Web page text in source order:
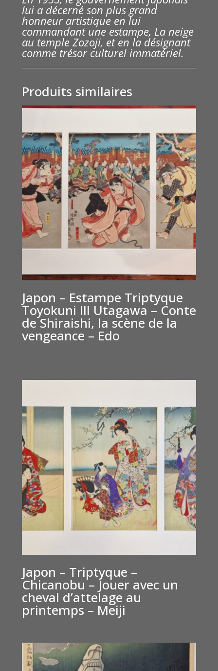
lui a décerné son plus grand
honneur artistique en lui
commandant une estampe, La neige
au temple Zozoji, et en la désignant
comme trésor culturel immatériel.
Produits similaires
Japon – Estampe Triptyque
Toyokuni III Utagawa – Conte
de Shiraishi, la scène de la
vengeance – Edo
Japon – Triptyque –
Chicanobu – Jouer avec un
cheval d’attelage au
printemps – Meiji